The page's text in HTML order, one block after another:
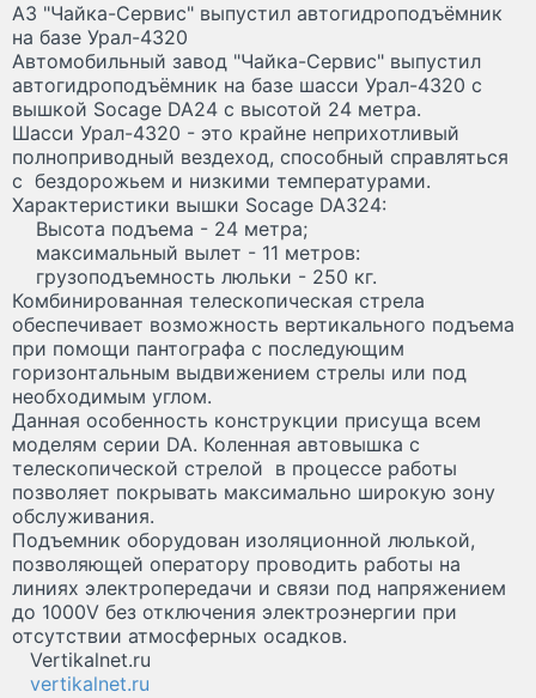
АЗ "Чайка-Сервис" выпустил автогидроподъёмник
на базе Урал-4320
Автомобильный завод "Чайка-Сервис" выпустил
автогидроподъёмник на базе шасси Урал-4320 с
вышкой Socage DA24 c высотой 24 метра.
Шасси Урал-4320 - это крайне неприхотливый
полноприводный вездеход, способный справляться
с бездорожьем и низкими температурами.
Характеристики вышки Socage DA324:
Высота подъема - 24 метра;
максимальный вылет - 11 метров:
грузоподъемность люльки - 250 кг.
Комбинированная телескопическая стрела
обеспечивает возможность вертикального подъема
при помощи пантографа с последующим
горизонтальным выдвижением стрелы или под
необходимым углом.
Данная особенность конструкции присуща всем
моделям серии DA. Коленная автовышка с
телескопической стрелой в процессе работы
позволяет покрывать максимально широкую зону
обслуживания.
Подъемник оборудован изоляционной люлькой,
позволяющей оператору проводить работы на
линиях электропередачи и связи под напряжением
до 1000V без отключения электроэнергии при
отсутствии атмосферных осадков.
Vertikalnet.ru
vertikalnet.ru